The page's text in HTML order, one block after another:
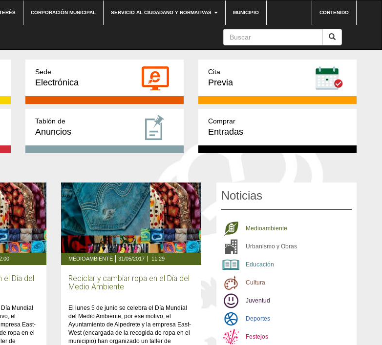
CORPORACIÓN MUNICIPAL SERVICIO AL CIUDADANO Y NORMATIVAS MUNICIPIO CONTENIDO
Sede
Electrónica
Cita
Previa
Tablón de
Anuncios
Comprar
Entradas
el Día del
Mundial
el
East-
ropa en el
de
MEDIOAMBIENTE 31/05/2017 11:29
Reciclar y cambiar ropa en el Día del
Medio Ambiente
El lunes 5 de junio se celebra el Día Mundial
del Medio Ambiente, por ese motivo, el
Ayuntamiento de Alpedrete y la empresa East-
West (encargada de la recogida de ropa en el
municipio) han organizado un taller de
Noticias
Medioambiente
Urbanismo y Obras
Educación
Cultura
Juventud
Deportes
Festejos